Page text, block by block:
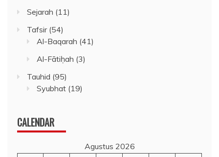
Sejarah (11)
Tafsir(54)
Al-Baqarah (41)
Al-Fātiḥah (3)
Tauhid (95)
Syubhat (19)
CALENDAR
Agustus 2026